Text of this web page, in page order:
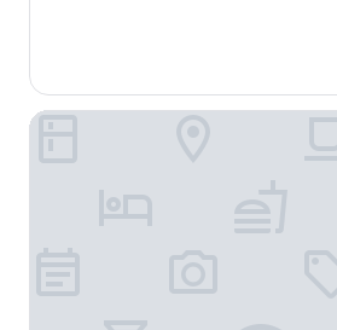
則
評
巴者沙地紀念碑附近 O 精選飯店 前